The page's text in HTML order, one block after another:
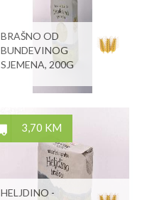
BRAŠNO OD
BUNDEVINOG
SJEMENA, 200G
3,70 KM
HELJDINO -